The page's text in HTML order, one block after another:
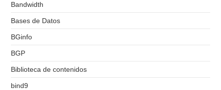
Bandwidth
Bases de Datos
BGinfo
BGP
Biblioteca de contenidos
bind9